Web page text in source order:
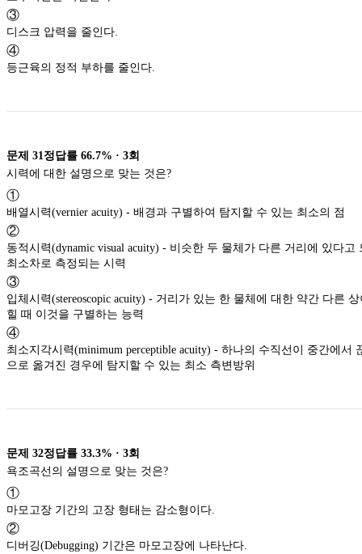
③
디스크 압력을 줄인다.
④
등근육의 정적 부하를 줄인다.
문제 31 정답률 66.7% · 3회
시력에 대한 설명으로 맞는 것은?
①
배열시력(vernier acuity) - 배경과 구별하여 탐지할 수 있는 최소의 점
②
동적시력(dynamic visual acuity) - 비슷한 두 물체가 다른 거리에 있다고
최소차로 측정되는 시력
③
입체시력(stereoscopic acuity) - 거리가 있는 한 물체에 대한 약간 다른
힐 때 이것을 구별하는 능력
④
최소지각시력(minimum perceptible acuity) - 하나의 수직선이 중간에서
으로 옮겨진 경우에 탐지할 수 있는 최소 측변방위
문제 32정답률 33.3% · 3회
욕조곡선의 설명으로 맞는 것은?
①
마모고장 기간의 고장 형태는 감소형이다.
②
디버깅(Debugging) 기간은 마모고장에 나타난다.